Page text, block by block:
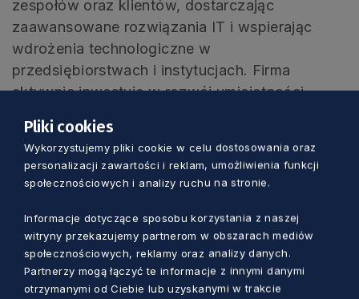
zespołów oraz klientów, dostarczając
zaawansowane rozwiązania IT i wspierając
wdrożenia technologiczne w
przedsiębiorstwach i instytucjach. Firma
aktywnie inwestuje w rozwój umiejętności
rzecz transferu wiedzy i najlepszych praktyk. W
ten sposób Sevenet buduje nie tylko usługi
technologiczne, ale i trwały kapitał
Pomorza.
Lider zielonej transformacji:
Przedsiębiorstwo Wodociągów i Kanalizacji
Pliki cookies
Wykorzystujemy pliki cookie w celu dostosowania oraz
personalizacji zawartości i reklam, umożliwienia funkcji
społecznościowych i analizy ruchu na stronie.
Informacje dotyczące sposobu korzystania z naszej
witryny przekazujemy partnerom w obszarach mediów
społecznościowych, reklamy oraz analizy danych.
Partnerzy mogą łączyć te informacje z innymi danymi
otrzymanymi od Ciebie lub uzyskanymi w trakcie